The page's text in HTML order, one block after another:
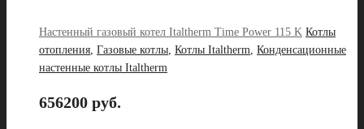
Настенный газовый котел Italtherm Time Power 115 K Котлы
отопления Газовые котлы Котлы Italtherm Конденсационные
настенные котлы Italtherm
656200 руб.